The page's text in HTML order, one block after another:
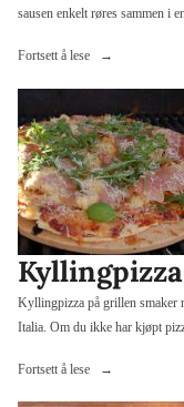
sausen enkelt røres sammen i
Fortsett å lese
«Kylling-
pestopizza»
Kyllingpizza på grillen smaker
Italia. Om du ikke har kjøpt
Fortsett å lese
«Kyllingpizza